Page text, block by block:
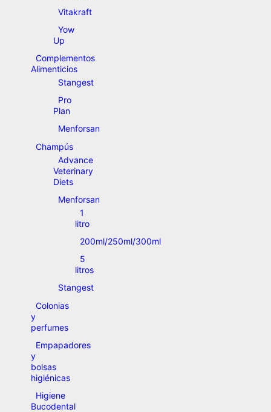
Vitakraft
Yow
Up
Complementos
Alimenticios
Stangest
Pro
Plan
Menforsan
Champús
Advance
Veterinary
Diets
Menforsan
1
litro
200ml/250ml/300ml
5
litros
Stangest
Colonias
y
perfumes
Empapadores
y
bolsas
higiénicas
Higiene
Bucodental